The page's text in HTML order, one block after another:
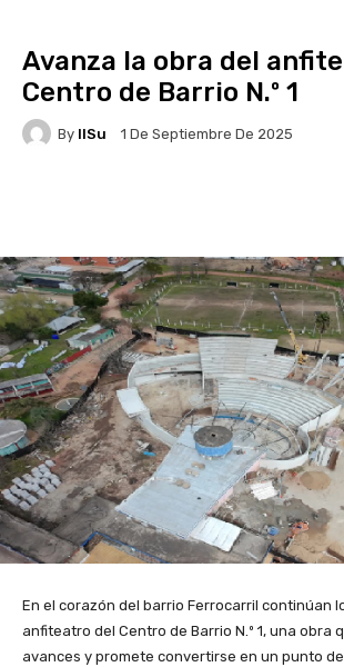
Avanza la obra del
Centro de Barrio N.º 1
By IlSu 1 De Septiembre De 2025
En el corazón del barrio Ferrocarril continúan
anfiteatro del Centro de Barrio N.º 1, una obra
avances y promete convertirse en un punto